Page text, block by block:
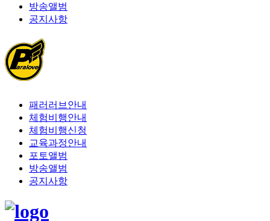
방송앨범
공지사항
패러러브안내
체험비행안내
체험비행신청
교육과정안내
포토앨범
방송앨범
공지사항